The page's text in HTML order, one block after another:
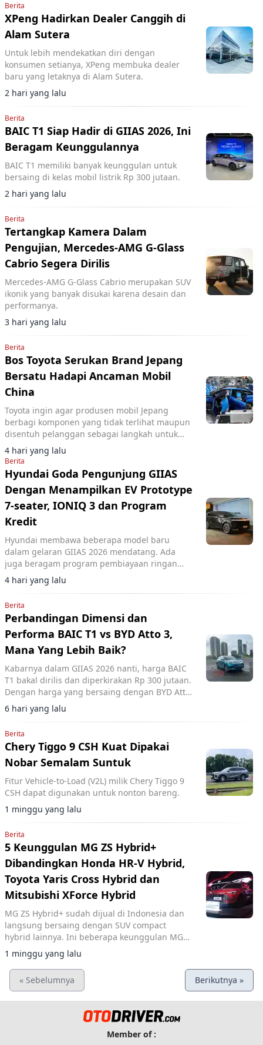
Berita
XPeng Hadirkan Dealer Canggih di
Alam Sutera
Untuk lebih mendekatkan diri dengan
konsumen setianya, XPeng membuka dealer
baru yang letaknya di Alam Sutera.
2 hari yang lalu
Berita
BAIC T1 Siap Hadir di GIIAS 2026, Ini
Beragam Keunggulannya
BAIC T1 memiliki banyak keunggulan untuk
bersaing di kelas mobil listrik Rp 300 jutaan.
2 hari yang lalu
Berita
Tertangkap Kamera Dalam
Pengujian, Mercedes-AMG G-Glass
Cabrio Segera Dirilis
Mercedes-AMG G-Glass Cabrio merupakan SUV
ikonik yang banyak disukai karena desain dan
performanya.
3 hari yang lalu
Berita
Bos Toyota Serukan Brand Jepang
Bersatu Hadapi Ancaman Mobil
China
Toyota ingin agar produsen mobil Jepang
berbagi komponen yang tidak terlihat maupun
disentuh pelanggan sebagai langkah untuk
memangkas biaya dan menghadapi
meningkatnya persaingan.
4 hari yang lalu
Berita
Hyundai Goda Pengunjung GIIAS
Dengan Menampilkan EV Prototype
7-seater, IONIQ 3 dan Program
Kredit
Hyundai membawa beberapa model baru
dalam gelaran GIIAS 2026 mendatang. Ada
juga beragam program pembiayaan ringan
yang mereka rilis.
4 hari yang lalu
Berita
Perbandingan Dimensi dan
Performa BAIC T1 vs BYD Atto 3,
Mana Yang Lebih Baik?
Kabarnya dalam GIIAS 2026 nanti, harga BAIC
T1 bakal dirilis dan diperkirakan Rp 300 jutaan.
Dengan harga yang bersaing dengan BYD Atto
3, berikut perbandingan keduanya.
6 hari yang lalu
Berita
Chery Tiggo 9 CSH Kuat Dipakai
Nobar Semalam Suntuk
Fitur Vehicle-to-Load (V2L) milik Chery Tiggo 9
CSH dapat digunakan untuk nonton bareng.
1 minggu yang lalu
Berita
5 Keunggulan MG ZS Hybrid+
Dibandingkan Honda HR-V Hybrid,
Toyota Yaris Cross Hybrid dan
Mitsubishi XForce Hybrid
MG ZS Hybrid+ sudah dijual di Indonesia dan
langsung bersaing dengan SUV compact
hybrid lainnya. Ini beberapa keunggulan MG
ZS.
1 minggu yang lalu
« Sebelumnya Berikutnya »
Member of :